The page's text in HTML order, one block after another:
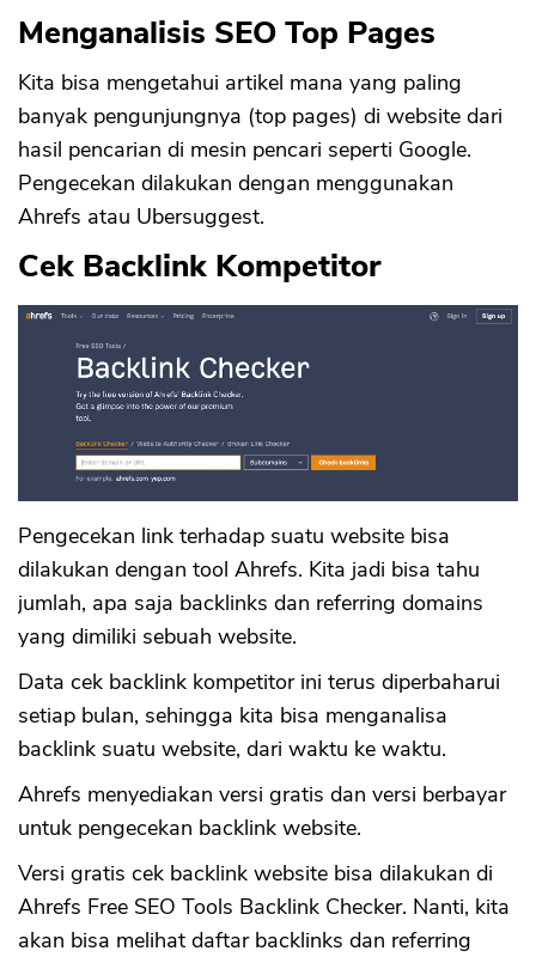
Menganalisis SEO Top Pages
Kita bisa mengetahui artikel mana yang paling
banyak pengunjungnya (top pages) di website dari
hasil pencarian di mesin pencari seperti Google.
Pengecekan dilakukan dengan menggunakan
Ahrefs atau Ubersuggest.
Cek Backlink Kompetitor
Pengecekan link terhadap suatu website bisa
dilakukan dengan tool Ahrefs. Kita jadi bisa tahu
jumlah, apa saja backlinks dan referring domains
yang dimiliki sebuah website.
Data cek backlink kompetitor ini terus diperbaharui
setiap bulan, sehingga kita bisa menganalisa
backlink suatu website, dari waktu ke waktu.
Ahrefs menyediakan versi gratis dan versi berbayar
untuk pengecekan backlink website.
Versi gratis cek backlink website bisa dilakukan di
Ahrefs Free SEO Tools Backlink Checker. Nanti, kita
akan bisa melihat daftar backlinks dan referring